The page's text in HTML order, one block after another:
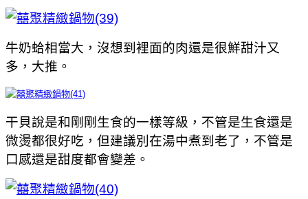
牛奶蛤相當大，沒想到裡面的肉還是很鮮甜汁又
多，大推。
干貝說是和剛剛生食的一樣等級，不管是生食還是
微燙都很好吃，但建議別在湯中煮到老了，不管是
口感還是甜度都會變差。